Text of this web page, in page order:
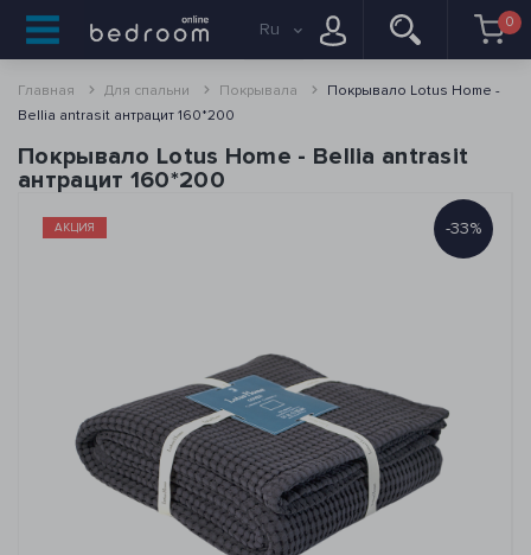
Ru 0
Главная Для спальни Покрывала
Покрывало Lotus Home -
Bellia antrasit антрацит 160*200
Покрывало Lotus Home - Bellia antrasit
антрацит 160*200
-33%
АКЦИЯ